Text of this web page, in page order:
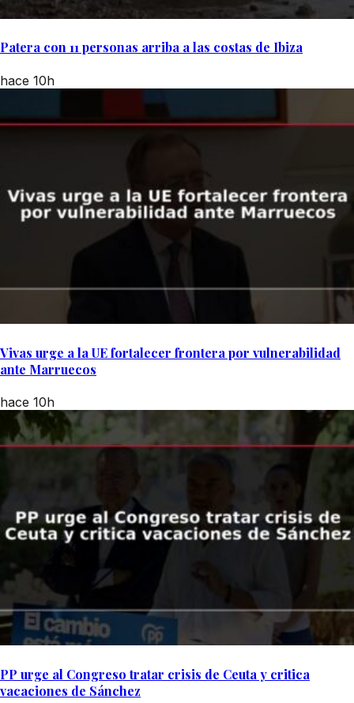
Patera con 11 personas arriba a las costas de Ibiza
hace 10h
Vivas urge a la UE fortalecer frontera por vulnerabilidad
ante Marruecos
hace 10h
PP urge al Congreso tratar crisis de Ceuta y critica
vacaciones de Sánchez